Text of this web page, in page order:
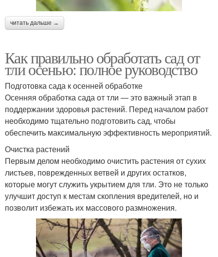
читать дальше →
Как правильно обработать сад от
тли осенью: полное руководство
Подготовка сада к осенней обработке
Осенняя обработка сада от тли — это важный этап в
поддержании здоровья растений. Перед началом работ
необходимо тщательно подготовить сад, чтобы
обеспечить максимальную эффективность мероприятий.
Очистка растений
Первым делом необходимо очистить растения от сухих
листьев, поврежденных ветвей и других остатков,
которые могут служить укрытием для тли. Это не только
улучшит доступ к местам скопления вредителей, но и
позволит избежать их массового размножения.